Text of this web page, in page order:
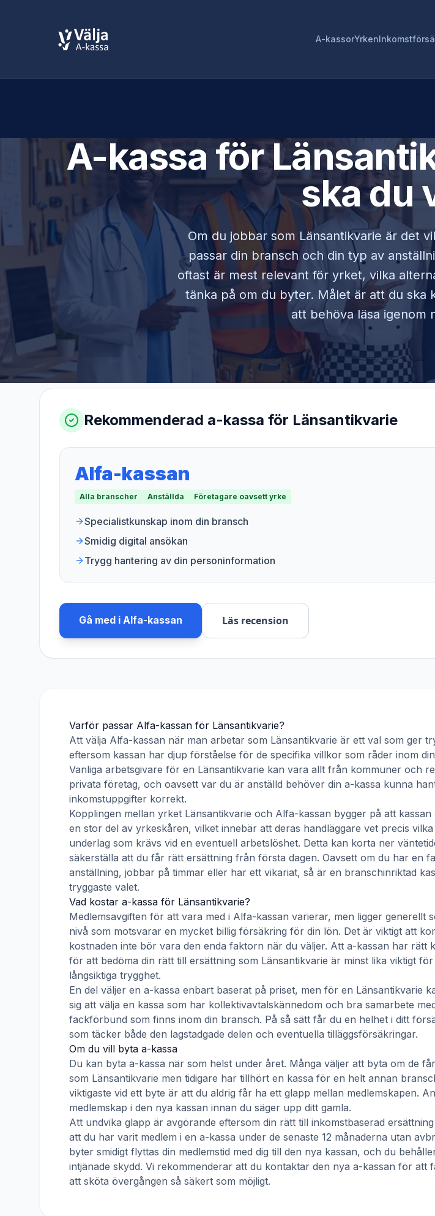
A-kassorYrken
A-kassa för
ska du
Om du jobbar som Länsantikvarie är det
passar din bransch och din typ av
oftast är mest relevant för yrket, vilka
tänka på om du byter. Målet är att du ska
att behöva läsa igenom
Rekommenderad a-kassa för Länsantikvarie
Alfa-kassan
Alla branscher Anställda Företagare oavsett yrke
Specialistkunskap inom din bransch
Smidig digital ansökan
Trygg hantering av din personinformation
Gå med i Alfa-kassan Läs recension
Varför passar Alfa-kassan för Länsantikvarie?
Att välja Alfa-kassan när man arbetar som Länsantikvarie är ett val som ger
eftersom kassan har djup förståelse för de specifika villkor som råder inom
Vanliga arbetsgivare för en Länsantikvarie kan vara allt från kommuner och
privata företag, och oavsett var du är anställd behöver din a-kassa kunna
inkomstuppgifter korrekt.
Kopplingen mellan yrket Länsantikvarie och Alfa-kassan bygger på att
en stor del av yrkeskåren, vilket innebär att deras handläggare vet precis
underlag som krävs vid en eventuell arbetslöshet. Detta kan korta ner
säkerställa att du får rätt ersättning från första dagen. Oavsett om du har en
anställning, jobbar på timmar eller har ett vikariat, så är en branschinriktad
tryggaste valet.
Vad kostar a-kassa för Länsantikvarie?
Medlemsavgiften för att vara med i Alfa-kassan varierar, men ligger generellt
nivå som motsvarar en mycket billig försäkring för din lön. Det är viktigt att
kostnaden inte bör vara den enda faktorn när du väljer. Att a-kassan har rätt
för att bedöma din rätt till ersättning som Länsantikvarie är minst lika viktigt för
långsiktiga trygghet.
En del väljer en a-kassa enbart baserat på priset, men för en Länsantikvarie
sig att välja en kassa som har kollektivavtalskännedom och bra samarbete
fackförbund som finns inom din bransch. På så sätt får du en helhet i ditt
som täcker både den lagstadgade delen och eventuella tilläggsförsäkringar.
Om du vill byta a-kassa
Du kan byta a-kassa när som helst under året. Många väljer att byta om de
som Länsantikvarie men tidigare har tillhört en kassa för en helt annan
viktigaste vid ett byte är att du aldrig får ha ett glapp mellan medlemskapen.
medlemskap i den nya kassan innan du säger upp ditt gamla.
Att undvika glapp är avgörande eftersom din rätt till inkomstbaserad
att du har varit medlem i en a-kassa under de senaste 12 månaderna utan
byter smidigt flyttas din medlemstid med dig till den nya kassan, och du
intjänade skydd. Vi rekommenderar att du kontaktar den nya a-kassan för att
att sköta övergången så säkert som möjligt.